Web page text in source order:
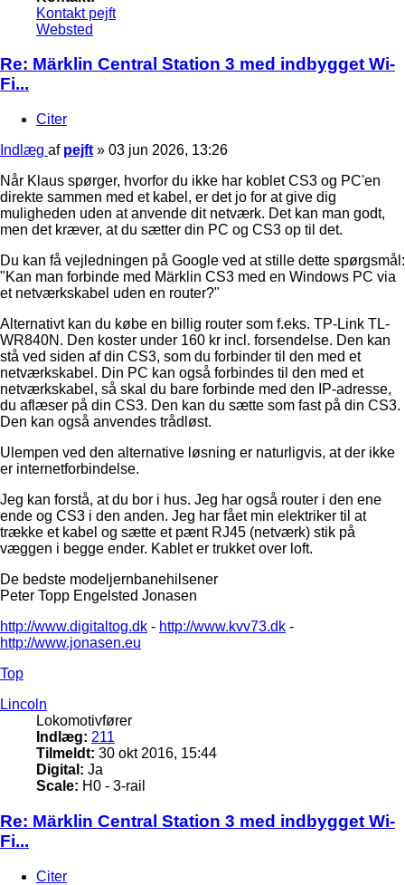
Kontakt pejft
Websted
Re: Märklin Central Station 3 med indbygget Wi-
Fi...
Citer
Indlæg af pejft » 03 jun 2026, 13:26
Når Klaus spørger, hvorfor du ikke har koblet CS3 og PC'en
direkte sammen med et kabel, er det jo for at give dig
muligheden uden at anvende dit netværk. Det kan man godt,
men det kræver, at du sætter din PC og CS3 op til det.
Du kan få vejledningen på Google ved at stille dette spørgsmål:
"Kan man forbinde med Märklin CS3 med en Windows PC via
et netværkskabel uden en router?"
Alternativt kan du købe en billig router som f.eks. TP-Link TL-
WR840N. Den koster under 160 kr incl. forsendelse. Den kan
stå ved siden af din CS3, som du forbinder til den med et
netværkskabel. Din PC kan også forbindes til den med et
netværkskabel, så skal du bare forbinde med den IP-adresse,
du aflæser på din CS3. Den kan du sætte som fast på din CS3.
Den kan også anvendes trådløst.
Ulempen ved den alternative løsning er naturligvis, at der ikke
er internetforbindelse.
Jeg kan forstå, at du bor i hus. Jeg har også router i den ene
ende og CS3 i den anden. Jeg har fået min elektriker til at
trække et kabel og sætte et pænt RJ45 (netværk) stik på
væggen i begge ender. Kablet er trukket over loft.
De bedste modeljernbanehilsener
Peter Topp Engelsted Jonasen
http://www.digitaltog.dk - http://www.kvv73.dk -
http://www.jonasen.eu
Top
Lincoln
Lokomotivfører
Indlæg: 211
Tilmeldt: 30 okt 2016, 15:44
Digital: Ja
Scale: H0 - 3-rail
Re: Märklin Central Station 3 med indbygget Wi-
Fi...
Citer